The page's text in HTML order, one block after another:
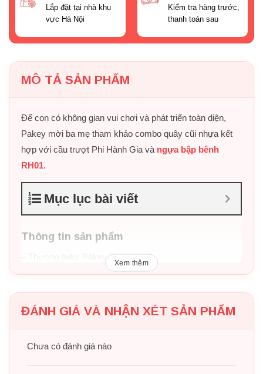
Lắp đặt tại nhà khu
vực Hà Nội
Kiểm tra hàng trước,
thanh toán sau
MÔ TẢ SẢN PHẨM
Để con có không gian vui chơi và phát triển toàn diện,
Pakey mời ba mẹ tham khảo combo quây cũi nhựa kết
hợp với cầu trượt Phi Hành Gia và ngựa bập bênh
RH01.
Mục lục bài viết
Thông tin sản phẩm
– Thương hiệu: Pakey
– Chất liệu: Nhựa nguyên sinh HDPE
– Kích thước:
Xem thêm
ĐÁNH GIÁ VÀ NHẬN XÉT SẢN PHẨM
Chưa có đánh giá nào